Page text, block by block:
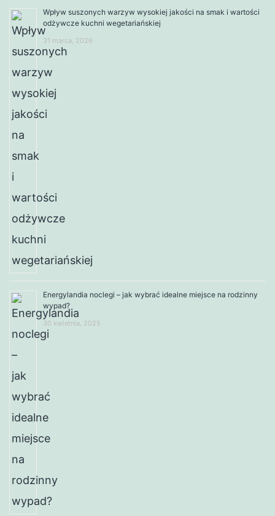
Wpływ suszonych warzyw wysokiej jakości na smak i wartości
odżywcze kuchni wegetariańskiej
31 marca, 2026
Energylandia noclegi – jak wybrać idealne miejsce na rodzinny
wypad?
30 kwietnia, 2025